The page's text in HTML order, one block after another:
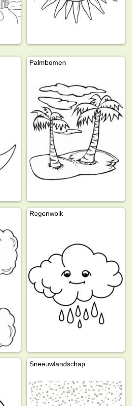
Palmbomen
Regenwolk
Sneeuwlandschap